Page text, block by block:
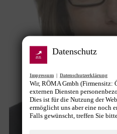
Datenschutz
Impressum | Datenschutzerklärung
Wir, RÖMA Gmbh (Firmensitz:
externen Diensten
Dies ist für die Nutzung der
ermöglicht uns aber eine noch
Falls gewünscht, treffen Sie